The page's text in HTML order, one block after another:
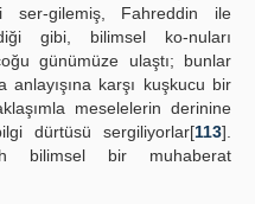
ser-gilemiş, Fahreddin ile
gibi, bilimsel ko-nuları
günümüze ulaştı; bunlar
karşı kuşkucu bir
meselelerin derinine
dürtüsü sergiliyorlar[113].
bilimsel bir muhaberat